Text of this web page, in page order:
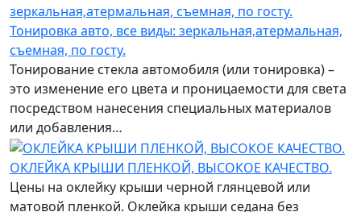
Тонировка авто, все виды: зеркальная,атермальная,
съемная, по госту.
Тонирование стекла автомобиля (или тонировка) –
это изменение его цвета и проницаемости для света
посредством нанесения специальных материалов
или добавления…
ОКЛЕЙКА КРЫШИ ПЛЕНКОЙ, ВЫСОКОЕ КАЧЕСТВО.
Цены на оклейку крыши черной глянцевой или
матовой пленкой. Оклейка крыши седана без